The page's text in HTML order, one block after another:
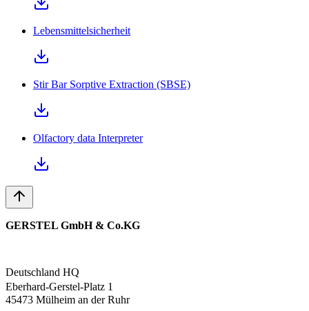
Lebensmittelsicherheit
Stir Bar Sorptive Extraction (SBSE)
Olfactory data Interpreter
GERSTEL GmbH & Co.KG
Deutschland HQ
Eberhard-Gerstel-Platz 1
45473 Mülheim an der Ruhr